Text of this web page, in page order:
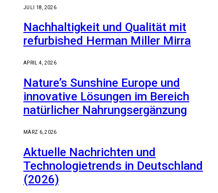
JULI 18, 2026
Nachhaltigkeit und Qualität mit
refurbished Herman Miller Mirra
APRIL 4, 2026
Nature’s Sunshine Europe und
innovative Lösungen im Bereich
natürlicher Nahrungsergänzung
MÄRZ 6, 2026
Aktuelle Nachrichten und
Technologietrends in Deutschland
(2026)